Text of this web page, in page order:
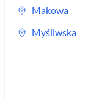
Makowa
Myśliwska